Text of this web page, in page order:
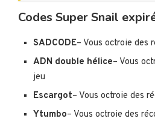
Codes Super Snail
SADCODE– Vous octroie des
ADN double hélice– Vous
jeu
Escargot– Vous octroie des
Ytumbo– Vous octroie des